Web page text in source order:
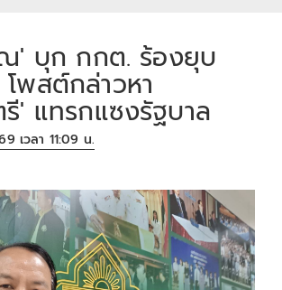
' บุก กกต. ร้องยุบ
พสต์กล่าวหา
' แทรกแซงรัฐบาล
เวลา 11:09 น.